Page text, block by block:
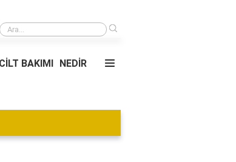
arkeolog kimdir?
CİLT BAKIMI NEDİR